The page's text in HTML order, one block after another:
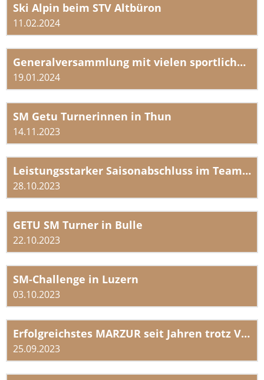
Ski Alpin beim STV Altbüron
11.02.2024
Generalversammlung mit vielen sportlichen Highlights
19.01.2024
SM Getu Turnerinnen in Thun
14.11.2023
Leistungsstarker Saisonabschluss im Team Aerobic
28.10.2023
GETU SM Turner in Bulle
22.10.2023
SM-Challenge in Luzern
03.10.2023
Erfolgreichstes MARZUR seit Jahren trotz Verletzungspech
25.09.2023